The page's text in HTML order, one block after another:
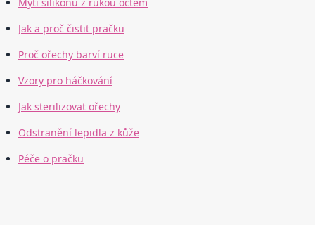
Mytí silikonu z rukou octem
Jak a proč čistit pračku
Proč ořechy barví ruce
Vzory pro háčkování
Jak sterilizovat ořechy
Odstranění lepidla z kůže
Péče o pračku